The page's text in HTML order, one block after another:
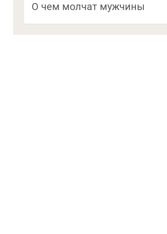
О чем молчат мужчины